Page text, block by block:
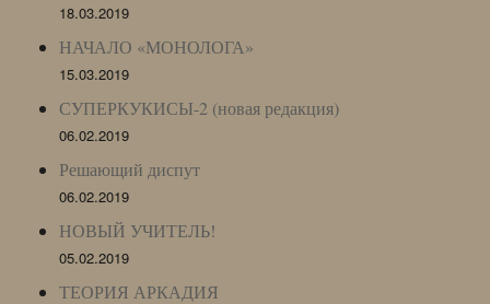
18.03.2019
НАЧАЛО «МОНОЛОГА»
15.03.2019
СУПЕРКУКИСЫ-2 (новая редакция)
06.02.2019
Решающий диспут
06.02.2019
НОВЫЙ УЧИТЕЛЬ!
05.02.2019
ТЕОРИЯ АРКАДИЯ